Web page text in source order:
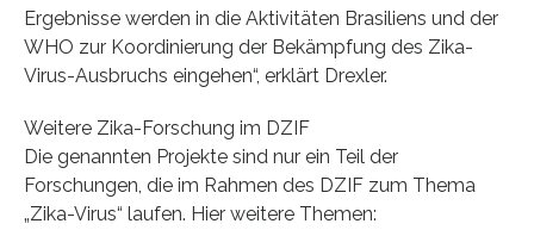
Ergebnisse werden in die Aktivitäten Brasiliens und der
WHO zur Koordinierung der Bekämpfung des Zika-
Virus-Ausbruchs eingehen“, erklärt Drexler.
Weitere Zika-Forschung im DZIF
Die genannten Projekte sind nur ein Teil der
Forschungen, die im Rahmen des DZIF zum Thema
„Zika-Virus“ laufen. Hier weitere Themen: